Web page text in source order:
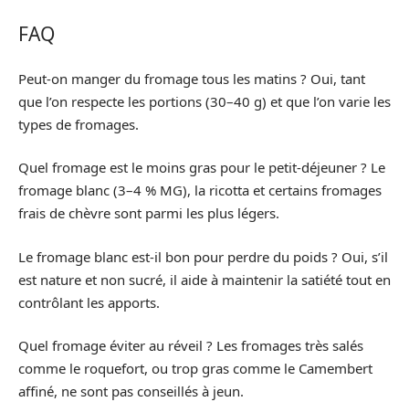
FAQ
Peut-on manger du fromage tous les matins ? Oui, tant
que l’on respecte les portions (30–40 g) et que l’on varie les
types de fromages.
Quel fromage est le moins gras pour le petit-déjeuner ? Le
fromage blanc (3–4 % MG), la ricotta et certains fromages
frais de chèvre sont parmi les plus légers.
Le fromage blanc est-il bon pour perdre du poids ? Oui, s’il
est nature et non sucré, il aide à maintenir la satiété tout en
contrôlant les apports.
Quel fromage éviter au réveil ? Les fromages très salés
comme le roquefort, ou trop gras comme le Camembert
affiné, ne sont pas conseillés à jeun.